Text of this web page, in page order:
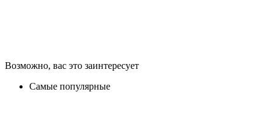
Возможно, вас это заинтересует
Самые популярные